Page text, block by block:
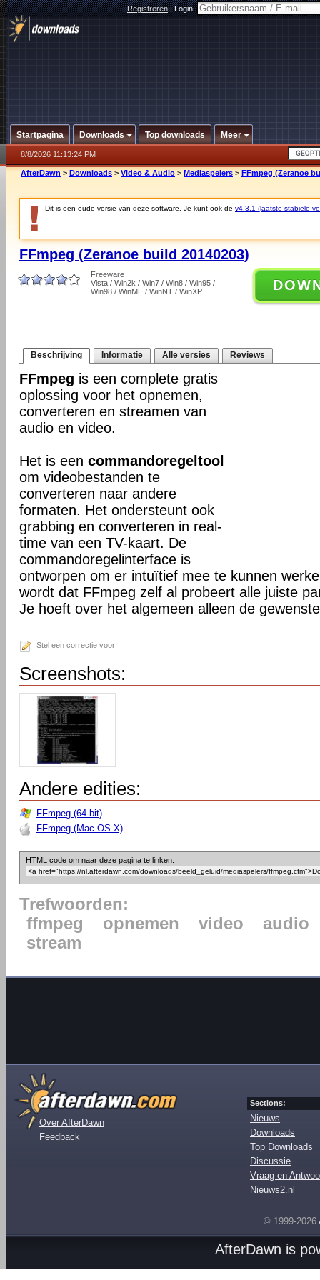
Registreren|Login:
Startpagina Downloads Top downloads Meer
8/8/2026 11:13:24 PM
AfterDawn > Downloads > Video & Audio > Mediaspelers > FFmpeg (Zeranoe
Dit is een oude versie van deze software. Je kunt ook de v4.3.1 (laatste stabiele
FFmpeg (Zeranoe build 20140203)
Freeware
Vista / Win2k / Win7 / Win8 / Win95 /
Win98 / WinME / WinNT / WinXP
Beschrijving Informatie Alle versies Reviews
FFmpeg is een complete gratis
oplossing voor het opnemen,
converteren en streamen van
audio en video.
Het is een commandoregeltool
om videobestanden te
converteren naar andere
formaten. Het ondersteunt ook
grabbing en converteren in real-
time van een TV-kaart. De
commandoregelinterface is
ontworpen om er intuïtief mee te kunnen
wordt dat FFmpeg zelf al probeert alle juiste
Je hoeft over het algemeen alleen de
Stel een correctie voor
Screenshots:
Andere edities:
FFmpeg (64-bit)
FFmpeg (Mac OS X)
HTML code om naar deze pagina te linken:
Trefwoorden:
ffmpeg
opnemen video
audio
stream
Over AfterDawn
Feedback
Sections:
Nieuws
Downloads
Top Downloads
Discussie
Vraag en
Nieuws2.nl
© 1999-2026
AfterDawn is